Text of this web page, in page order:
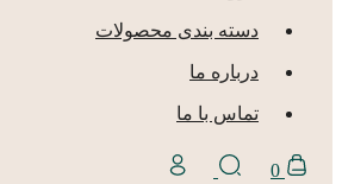
دسته بندی محصولات
درباره ما
تماس با ما
0